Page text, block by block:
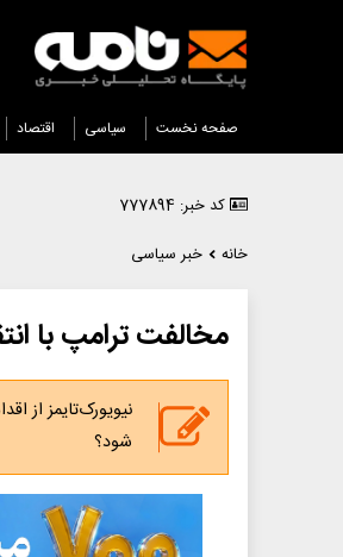
صفحه نخست سیاسی اقتصاد
کد خبر: 777894
خانه
خبر سیاسی
مخالفت ترامپ با
نیویورک‌تایمز از
شود؟